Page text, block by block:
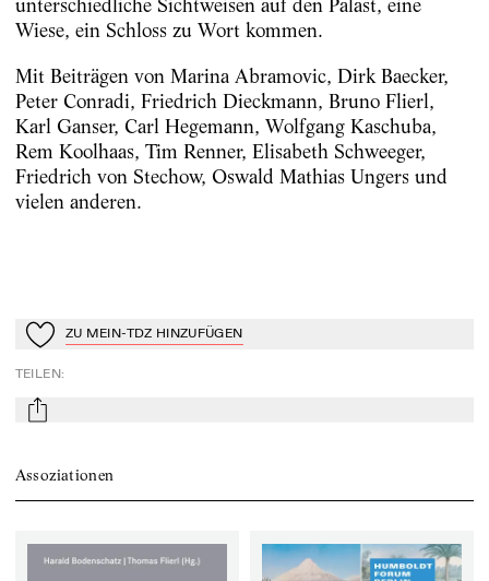
unterschiedliche Sichtweisen auf den Palast, eine
Wiese, ein Schloss zu Wort kommen.
Mit Beiträgen von Marina Abramovic, Dirk Baecker,
Peter Conradi, Friedrich Dieckmann, Bruno Flierl,
Karl Ganser, Carl Hegemann, Wolfgang Kaschuba,
Rem Koolhaas, Tim Renner, Elisabeth Schweeger,
Friedrich von Stechow, Oswald Mathias Ungers und
vielen anderen.
Zu Mein-TdZ hinzufügen
ZU MEIN-TDZ HINZUFÜGEN
TEILEN:
mail
Assoziationen